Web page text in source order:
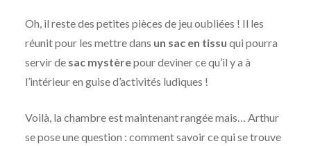
Oh, il reste des petites pièces de jeu oubliées ! Il les
réunit pour les mettre dans un sac en tissu qui pourra
servir de sac mystèrepour deviner ce qu’il y a à
l’intérieur en guise d’activités ludiques !
Voilà, la chambre est maintenant rangée mais… Arthur
se pose une question : comment savoir ce qui se trouve